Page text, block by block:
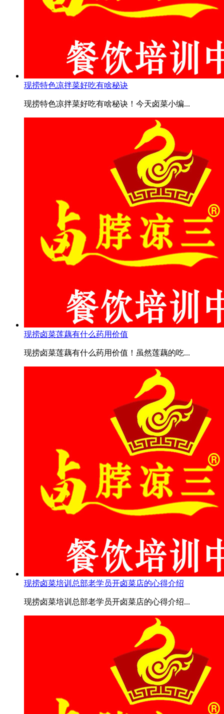
现捞特色凉拌菜好吃有啥秘诀
现捞特色凉拌菜好吃有啥秘诀！今天卤菜小编...
现捞卤菜莲藕有什么药用价值
现捞卤菜莲藕有什么药用价值！虽然莲藕的吃...
现捞卤菜培训总部老学员开卤菜店的心得介绍
现捞卤菜培训总部老学员开卤菜店的心得介绍...